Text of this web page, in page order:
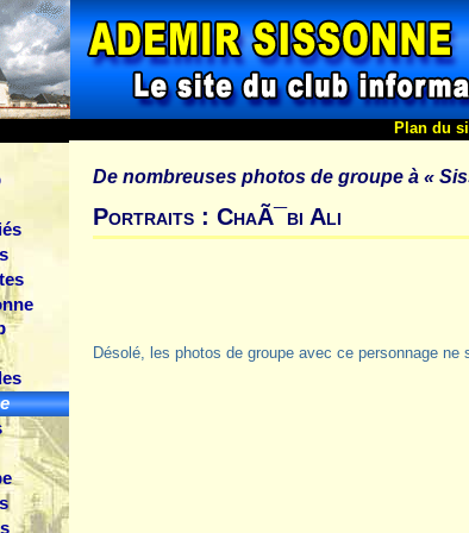
Plan du
De nombreuses photos de groupe à «
Portraits : ChaÃ¯bi Ali
Désolé, les photos de groupe avec ce personnage ne